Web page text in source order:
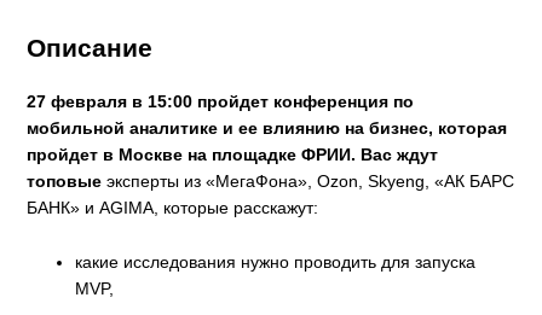
Описание
27 февраля в 15:00 пройдет конференция по
мобильной аналитике и ее влиянию на бизнес, которая
пройдет в Москве на площадке ФРИИ. Вас ждут
топовыеэксперты из «МегаФона», Ozon, Skyeng, «АК БАРС
БАНК» и AGIMA, которые расскажут:
какие исследования нужно проводить для запуска
MVP,